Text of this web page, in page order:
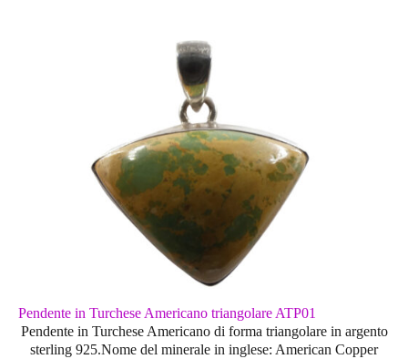
Pendente in Turchese Americano triangolare ATP01
Pendente in Turchese Americano di forma triangolare in argento
sterling 925.Nome del minerale in inglese: American Copper